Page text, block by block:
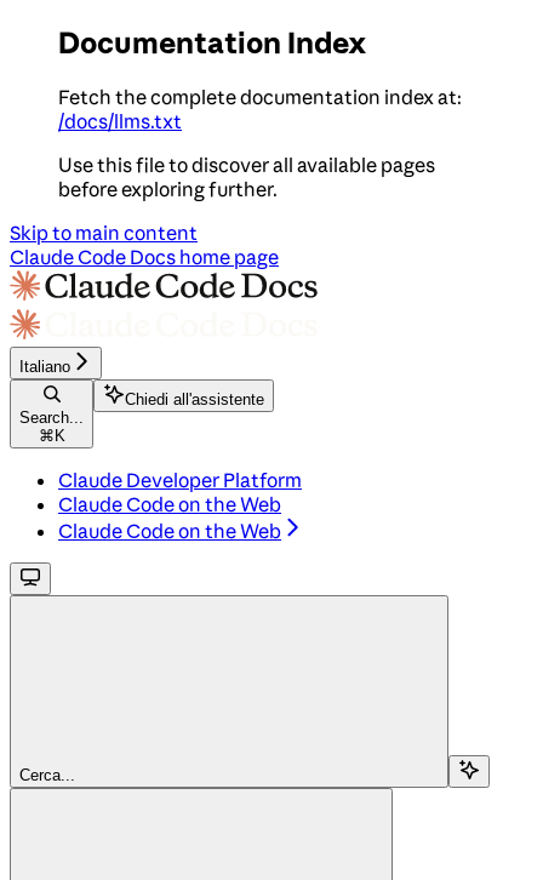
Documentation Index
Fetch the complete documentation index at:
/docs/llms.txt
Use this file to discover all available pages
before exploring further.
Skip to main content
Claude Code Docs home page
Italiano
Search...
⌘ K
Chiedi all'assistente
Claude Developer Platform
Claude Code on the Web
Claude Code on the Web
Cerca...